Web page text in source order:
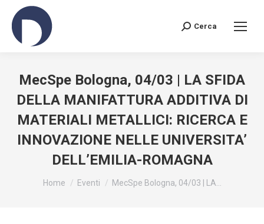
Search:
Cerca
MecSpe Bologna, 04/03 | LA SFIDA
DELLA MANIFATTURA ADDITIVA DI
MATERIALI METALLICI: RICERCA E
INNOVAZIONE NELLE UNIVERSITA’
DELL’EMILIA-ROMAGNA
You are here:
Home Eventi MecSpe Bologna, 04/03 | LA…